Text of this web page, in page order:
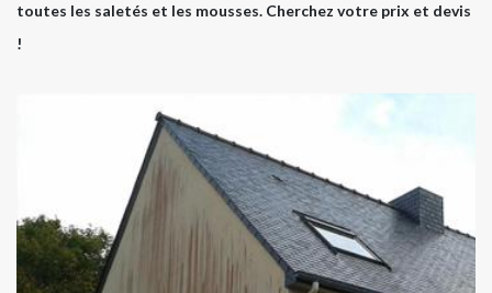
toutes les saletés et les mousses. Cherchez votre prix et devis
!